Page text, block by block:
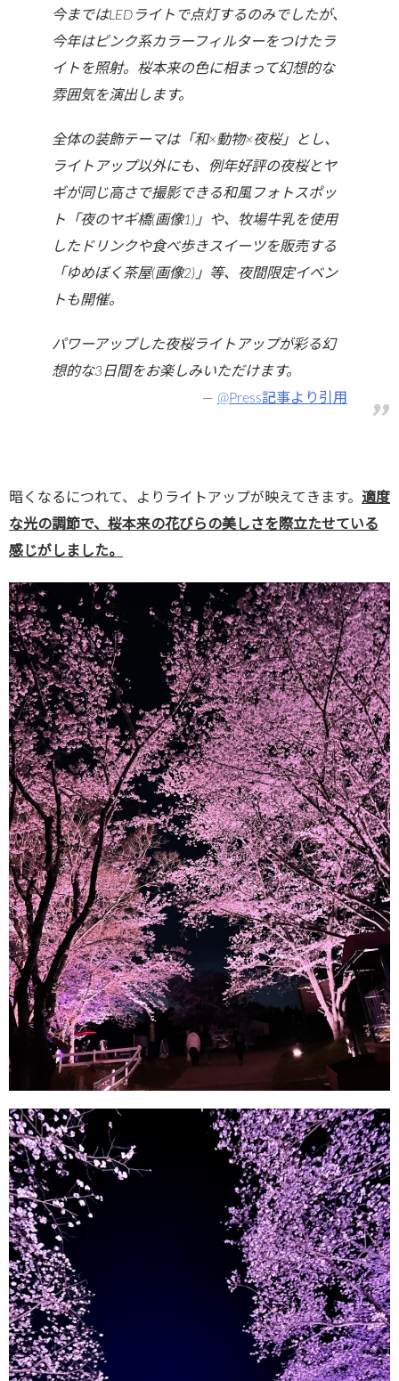
今まではLEDライトで点灯するのみでしたが、
今年はピンク系カラーフィルターをつけたラ
イトを照射。桜本来の色に相まって幻想的な
雰囲気を演出します。
全体の装飾テーマは「和×動物×夜桜」とし、
ライトアップ以外にも、例年好評の夜桜とヤ
ギが同じ高さで撮影できる和風フォトスポッ
ト「夜のヤギ橋(画像1)」や、牧場牛乳を使用
したドリンクや食べ歩きスイーツを販売する
「ゆめぼく茶屋(画像2)」等、夜間限定イベン
トも開催。
パワーアップした夜桜ライトアップが彩る幻
想的な3日間をお楽しみいただけます。
@Press記事より引用
暗くなるにつれて、よりライトアップが映えてきます。 適度
な光の調節で、桜本来の花びらの美しさを際立たせている
感じがしました。